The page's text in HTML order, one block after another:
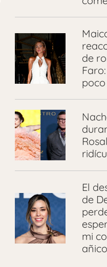
de
El
de
mi